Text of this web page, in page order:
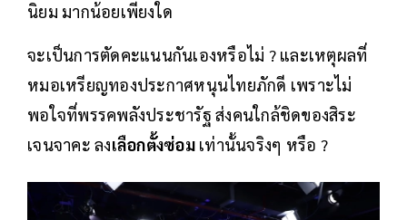
นิยม มากน้อยเพียงใด
จะเป็นการตัดคะแนนกันเองหรือไม่ ? และเหตุผลที่
หมอเหรียญทองประกาศหนุนไทยภักดี เพราะไม่
พอใจที่พรรคพลังประชารัฐ ส่งคนใกล้ชิดของสิระ
เจนจาคะ ลงเลือกตั้งซ่อมเท่านั้นจริงๆ หรือ ?